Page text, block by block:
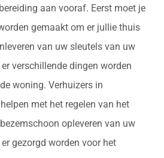
aan vooraf. Eerst moet je
gemaakt om er jullie thuis
van uw sleutels van uw
verschillende dingen worden
woning. Verhuizers in
met het regelen van het
opleveren van uw
gezorgd worden voor het